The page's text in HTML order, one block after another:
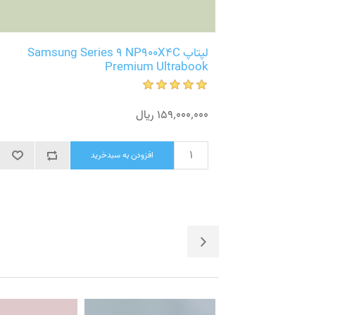
لپتاپ Samsung Series 9 NP900X4C
Premium Ultrabook
159٬000٬000 ریال
افزودن به سبدخرید